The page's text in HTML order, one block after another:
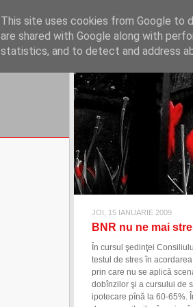
REFLECŢII
blog de reflecţii, informaţii şi
JOI, 15 IANUARIE 2009
BNR nu ne mai
În cursul şedinţei
testul de stres în
prin care nu se aplică
dobînzilor şi a cursului de
ipotecare pînă la 60-65%.
This site uses cookies from Google to
are shared with Google along with
statistics, and to detect and address